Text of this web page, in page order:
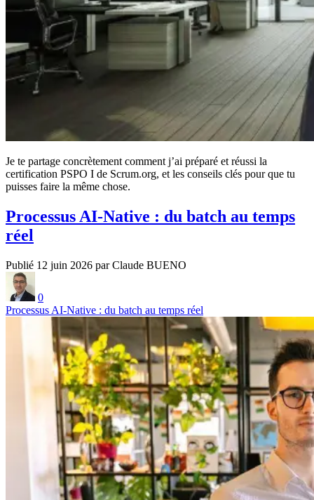
Je te partage concrètement comment j’ai préparé et réussi la
certification PSPO I de Scrum.org, et les conseils clés pour que tu
puisses faire la même chose.
Processus AI‑Native : du batch au temps
réel
Publié 12 juin 2026 par Claude BUENO
0
Processus AI‑Native : du batch au temps réel